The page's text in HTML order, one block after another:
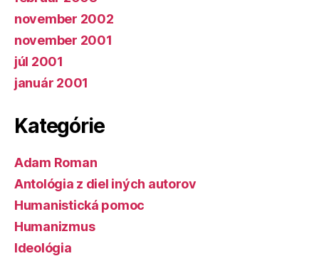
november 2002
november 2001
júl 2001
január 2001
Kategórie
Adam Roman
Antológia z diel iných autorov
Humanistická pomoc
Humanizmus
Ideológia